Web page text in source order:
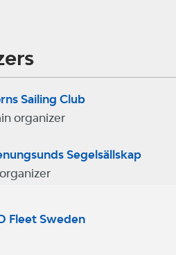
Sailing Club
organizer
Segelsällskap
Fleet Sweden